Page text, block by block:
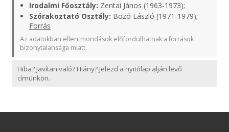
Irodalmi Főosztály: Zentai János (1963-1973);
Szórakoztató Osztály: Bozó László (1971-1979);
Forrás
Az adatokban ellentmondások előfordulhatnak a források
bizonytalansága miatt.
Hiba? Javítanivaló? Hiány? Jelezd a nyitólap alján levő
címünkön.